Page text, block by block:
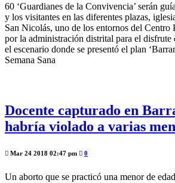
60 ‘Guardianes de la Convivencia’ serán
y los visitantes en las diferentes plazas,
San Nicolás, uno de los entornos del Centro
por la administración distrital para el disfrute
el escenario donde se presentó el plan
Semana Sana
Docente capturado en
habría violado a varias
Mar 24 2018 02:47 pm 0
Un aborto que se practicó una menor de